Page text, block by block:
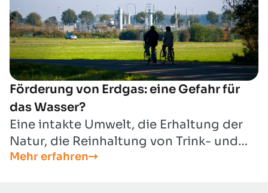
Förderung von Erdgas: eine Gefahr für
das Wasser?
Eine intakte Umwelt, die Erhaltung der
Natur, die Reinhaltung von Trink- und
Grundwasser – dies alles ist
Mehr erfahren